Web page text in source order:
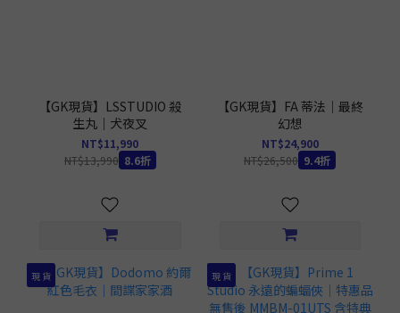
【GK現貨】LSSTUDIO 殺
生丸｜犬夜叉
NT$11,990
NT$13,990 8.6折
【GK現貨】FA 蒂法｜最終
幻想
NT$24,900
NT$26,500 9.4折
現 貨 現 貨